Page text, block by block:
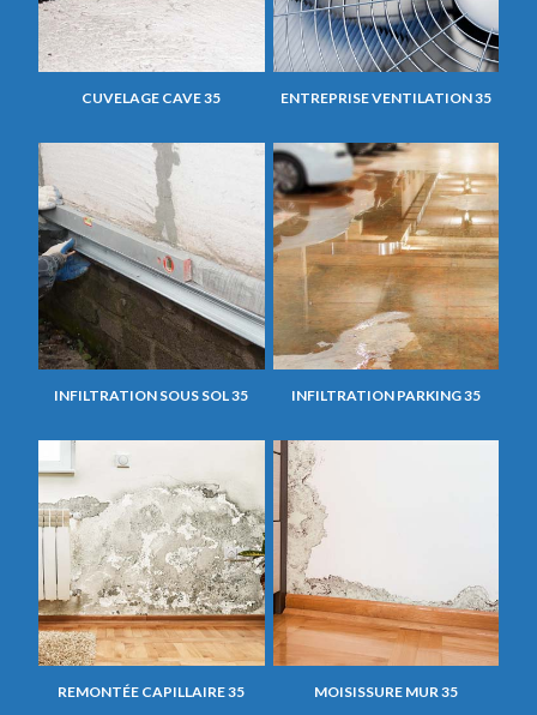
CUVELAGE CAVE 35 ENTREPRISE VENTILATION 35
INFILTRATION SOUS SOL 35 INFILTRATION PARKING 35
REMONTÉE CAPILLAIRE 35 MOISISSURE MUR 35